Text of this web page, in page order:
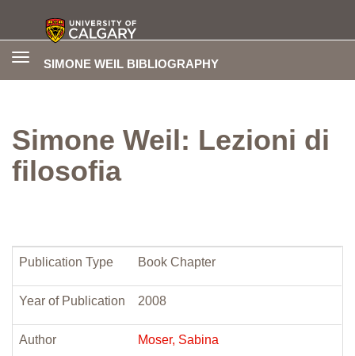
SIMONE WEIL BIBLIOGRAPHY
Toggle
Simone Weil: Lezioni di
filosofia
Publication Type Book Chapter
Year of Publication 2008
Author Moser, Sabina